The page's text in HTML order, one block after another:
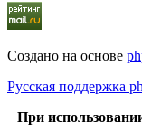
Создано на основе
Русская поддержка
При